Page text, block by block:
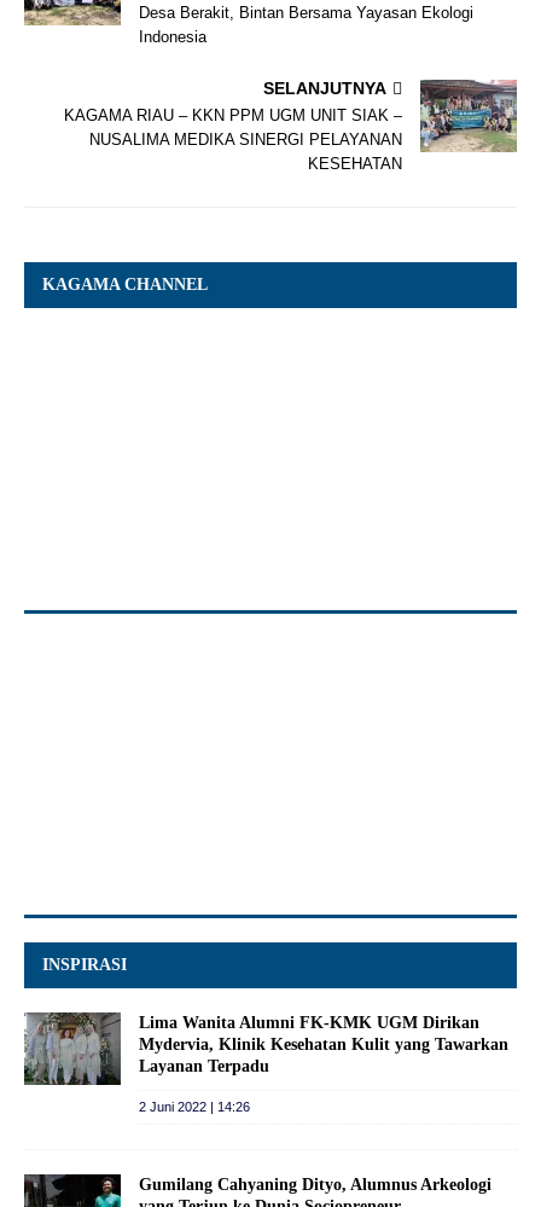
Desa Berakit, Bintan Bersama Yayasan Ekologi
Indonesia
SELANJUTNYA
KAGAMA RIAU – KKN PPM UGM UNIT SIAK –
NUSALIMA MEDIKA SINERGI PELAYANAN
KESEHATAN
KAGAMA CHANNEL
INSPIRASI
Lima Wanita Alumni FK-KMK UGM Dirikan
Mydervia, Klinik Kesehatan Kulit yang Tawarkan
Layanan Terpadu
2 Juni 2022 | 14:26
Gumilang Cahyaning Dityo, Alumnus Arkeologi